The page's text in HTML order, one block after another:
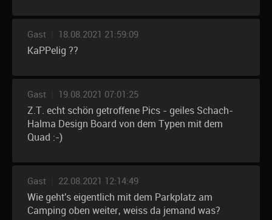
Gast 18.08.2021 21:59:09
KaPPelig ??
Gast 19.08.2021 07:01:25
Z.T. echt schön getroffene Pics - geiles Schach-
Halma Design Board von dem Typen mit dem
Quad :-)
Gast 22.08.2021 12:14:49
Wie geht's eigentlich mit dem Parkplatz am
Camping oben weiter, weiss da jemand was?